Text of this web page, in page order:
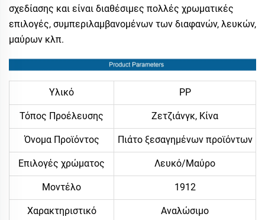
σχεδίασης και είναι διαθέσιμες πολλές χρωματικές
επιλογές, συμπεριλαμβανομένων των διαφανών, λευκών,
μαύρων κλπ.
Υλικό PP
Τόπος Προέλευσης Ζετζιάνγκ, Κίνα
Όνομα Προϊόντος Πιάτο ξεσαγημένων προϊόντων
Επιλογές χρώματος Λευκό/Μαύρο
Μοντέλο 1912
Χαρακτηριστικό
Αναλώσιμο